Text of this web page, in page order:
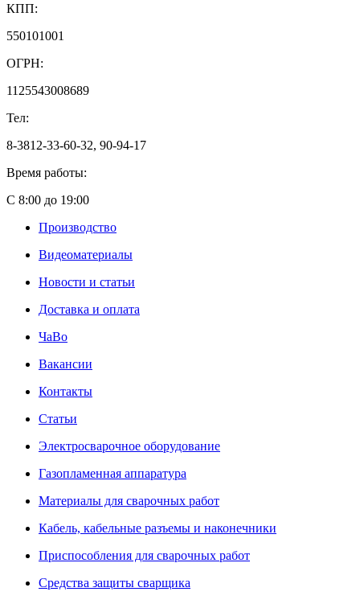
КПП:
550101001
ОГРН:
1125543008689
Тел:
8-3812-33-60-32, 90-94-17
Время работы:
С 8:00 до 19:00
Производство
Видеоматериалы
Новости и статьи
Доставка и оплата
ЧаВо
Вакансии
Контакты
Статьи
Электросварочное оборудование
Газопламенная аппаратура
Материалы для сварочных работ
Кабель, кабельные разъемы и наконечники
Приспособления для сварочных работ
Средства защиты сварщика